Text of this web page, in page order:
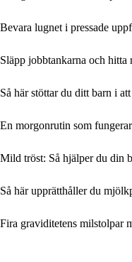
Bevara lugnet i pressade
Släpp jobbtankarna och
Så här stöttar du ditt barn i
En morgonrutin som
Mild tröst: Så hjälper du din
Så här upprätthåller du
Fira graviditetens milstolpar